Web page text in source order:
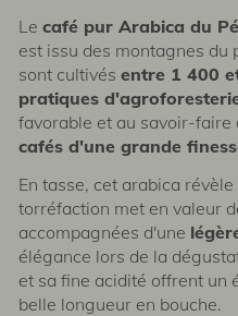
Lecafé pur Arabica du
est issu des montagnes du
sont cultivésentre 1 400
pratiques
favorable et au savoir-faire
cafés d'une grande
En tasse, cet arabica révèle
torréfaction met en valeur
accompagnées d'une
élégance lors de la
et sa fine acidité offrent un
belle longueur en bouche.